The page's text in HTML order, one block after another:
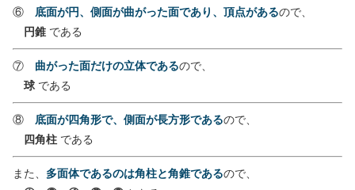
⑥ 底面が円、側面が曲がった面であり、頂点があるので、
円錐 である
⑦ 曲がった面だけの立体であるので、
球 である
⑧ 底面が四角形で、側面が長方形であるので、
四角柱 である
また、 多面体であるのは角柱と角錐であるので、